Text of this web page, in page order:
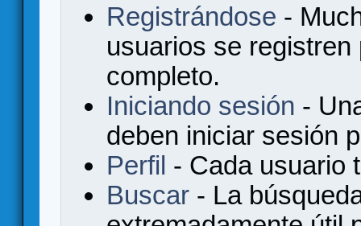
Registrándose -
usuarios se
completo.
Iniciando sesión -
deben iniciar sesión
Perfil - Cada usuario
Buscar - La